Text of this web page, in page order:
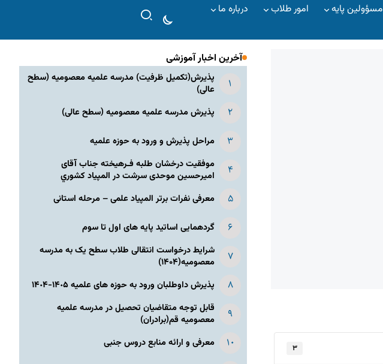
مسؤولین پایه امور طلاب درباره ما
۳
آخرین اخبار آموزشی
پذیرش(تکمیل ظرفیت) مدرسه علمیه معصومیه‌ (سطح
عالی)
پذیرش مدرسه علمیه معصومیه‌ (سطح عالی)
مراحل پذیرش و ورود به حوزه علمیه
موفقیت درخشان طلبه فـرهیخته جناب آقای
امیرحسین موحدی سرشت در المپياد كشوري
معرفی نفرات برتر المپیاد علمی – مرحله استانی
گردهمایی اساتید پایه های اول تا سوم
شرایط درخواست انتقالی طلاب سطح یک به مدرسه
معصومیه(۱۴۰۴)
پذیرش داوطلبان ورود به حوزه های علمیه ١۴٠۵-١۴٠۴
قابل توجه متقاضیان تحصیل در مدرسه علمیه
معصومیه قم(برادران)
معرفی و ارائه منابع دروس جنبی